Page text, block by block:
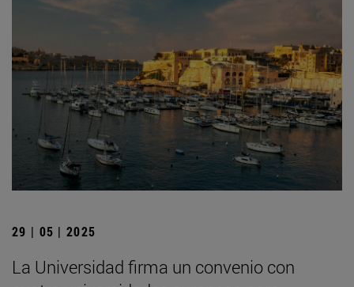
29 | 05 | 2025
La Universidad firma un convenio con